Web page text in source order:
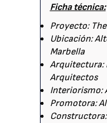
Ficha técnica:
Proyecto:
Ubicación:
Marbella
Arquitectura:
Arquitectos
Interiorismo:
Promotora: